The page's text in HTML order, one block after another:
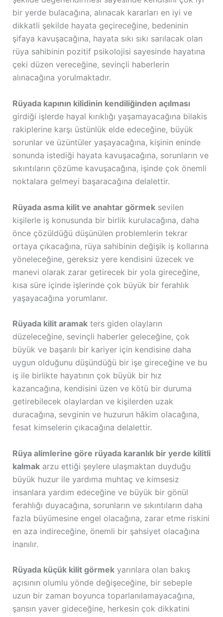
bir yerde bulacağına, alınacak kararları en iyi ve
dikkatli şekilde hayata geçireceğine, bedeninin
şifaya kavuşacağına, hayata sıkı sıkı sarılacak olan
rüya sahibinin pozitif psikolojisi sayesinde hayatına
çeki düzen vereceğine, sevinçli haberlerin
alınacağına yorulmaktadır.
Rüyada kapının kilidinin kendiliğinden açılması
girdiği işlerde hayal kırıklığı yaşamayacağına bilakis
rakiplerine karşı üstünlük elde edeceğine, büyük
sorunlar ve üzüntüler yaşayacağına, kişinin eninde
sonunda istediği hayata kavuşacağına, sorunların ve
sıkıntıların çözüme kavuşacağına, işinde çok önemli
noktalara gelmeyi başaracağına delalettir.
Rüyada asma kilit ve anahtar görmeksevilen
kişilerle iş konusunda bir birlik kurulacağına, daha
önce çözüldüğü düşünülen problemlerin tekrar
ortaya çıkacağına, rüya sahibinin değişik iş kollarına
yöneleceğine, gereksiz yere kendisini üzecek ve
manevi olarak zarar getirecek bir yola gireceğine,
kısa süre içinde işlerinde çok büyük bir ferahlık
yaşayacağına yorumlanır.
Rüyada kilit aramakters giden olayların
düzeleceğine, sevinçli haberler geleceğine, çok
büyük ve başarılı bir kariyer için kendisine daha
uygun olduğunu düşündüğü bir işe gireceğine ve bu
iş ile birlikte hayatının çok büyük bir hız
kazancağına, kendisini üzen ve kötü bir duruma
getirebilecek olaylardan ve kişilerden uzak
duracağına, sevginin ve huzurun hâkim olacağına,
fesat kimselerin çıkacağına delalettir.
Rüya alimlerine göre rüyada karanlık bir yerde kilitli
kalmakarzu ettiği şeylere ulaşmaktan duyduğu
büyük huzur ile yardıma muhtaç ve kimsesiz
insanlara yardım edeceğine ve büyük bir gönül
ferahlığı duyacağına, sorunların ve sıkıntıların daha
fazla büyümesine engel olacağına, zarar etme riskini
en aza indireceğine, önemli bir şahsiyet olacağına
inanılır.
Rüyada küçük kilit görmekyarınlara olan bakış
açısının olumlu yönde değişeceğine, bir sebeple
uzun bir zaman boyunca toparlanılamayacağına,
şansın yaver gideceğine, herkesin çok dikkatini